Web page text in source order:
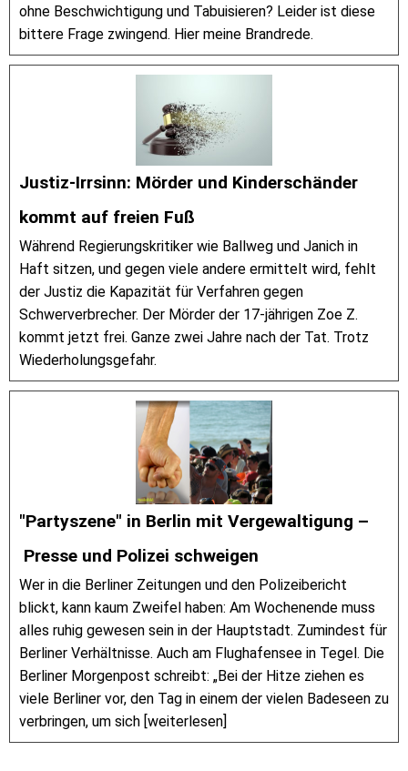
ohne Beschwichtigung und Tabuisieren? Leider ist diese
bittere Frage zwingend. Hier meine Brandrede.
Justiz-Irrsinn: Mörder und Kinderschänder
kommt auf freien Fuß
Während Regierungskritiker wie Ballweg und Janich in
Haft sitzen, und gegen viele andere ermittelt wird, fehlt
der Justiz die Kapazität für Verfahren gegen
Schwerverbrecher. Der Mörder der 17-jährigen Zoe Z.
kommt jetzt frei. Ganze zwei Jahre nach der Tat. Trotz
Wiederholungsgefahr.
"Partyszene" in Berlin mit Vergewaltigung –
Presse und Polizei schweigen
Wer in die Berliner Zeitungen und den Polizeibericht
blickt, kann kaum Zweifel haben: Am Wochenende muss
alles ruhig gewesen sein in der Hauptstadt. Zumindest für
Berliner Verhältnisse. Auch am Flughafensee in Tegel. Die
Berliner Morgenpost schreibt: „Bei der Hitze ziehen es
viele Berliner vor, den Tag in einem der vielen Badeseen zu
verbringen, um sich [weiterlesen]